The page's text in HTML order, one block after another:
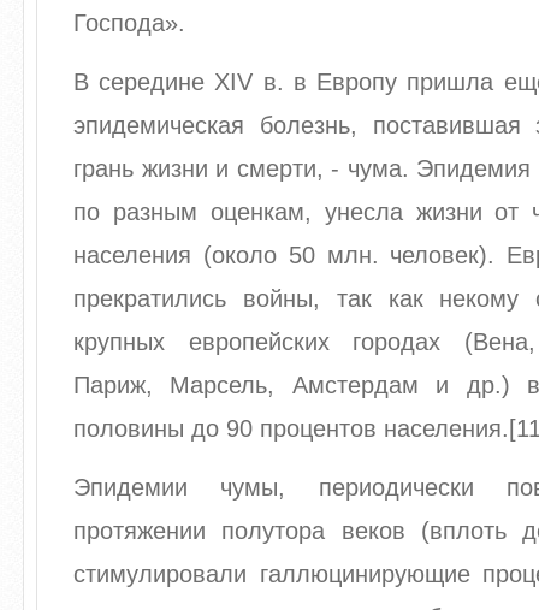
Господа».
В середине XIV в. в Европу пришла
эпидемическая болезнь,
грань жизни и смерти, - чума. Эпидемия
по разным оценкам, унесла жизни от
населения (около 50 млн. человек).
прекратились войны, так как некому
крупных европейских городах
Париж, Марсель, Амстердам и др.)
половины до 90 процентов
Эпидемии чумы, периодически
протяжении полутора веков (вплоть
стимулировали галлюцинирующие